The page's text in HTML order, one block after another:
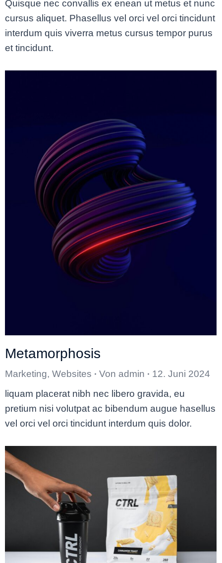
Quisque nec convallis ex enean ut metus et nunc
cursus aliquet. Phasellus vel orci vel orci tincidunt
interdum quis viverra metus cursus tempor purus
et tincidunt.
Metamorphosis
Marketing, Websites Von admin
12. Juni 2024
liquam placerat nibh nec libero gravida, eu
pretium nisi volutpat ac bibendum augue hasellus
vel orci vel orci tincidunt interdum quis dolor.